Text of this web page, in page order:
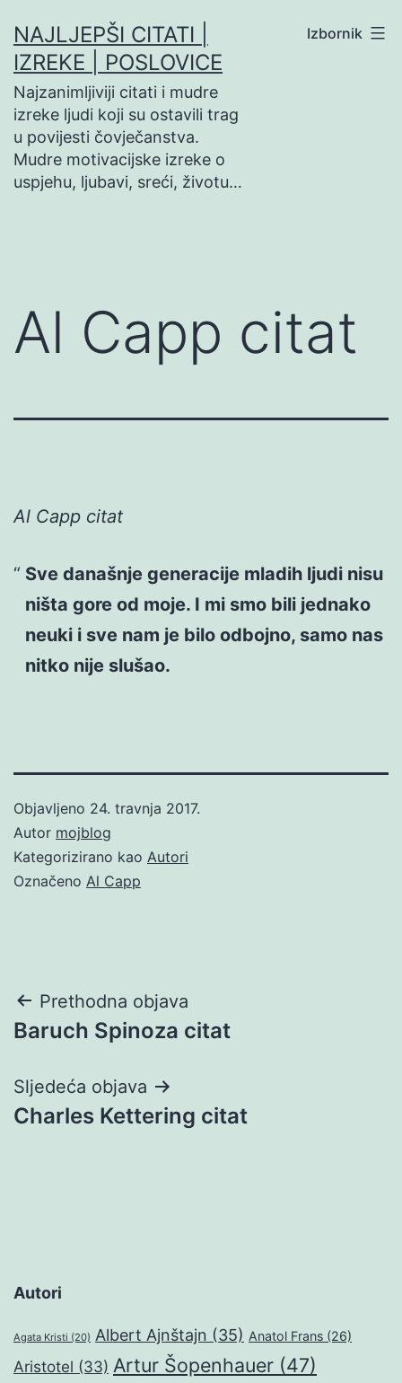
na
sadržaj
NAJLJEPŠI CITATI |
IZREKE | POSLOVICE
Najzanimljiviji citati i mudre
izreke ljudi koji su ostavili trag
u povijesti čovječanstva.
Mudre motivacijske izreke o
uspjehu, ljubavi, sreći, životu…
Izbornik
Al Capp citat
Al Capp citat
Sve današnje generacije mladih ljudi nisu
ništa gore od moje. I mi smo bili jednako
neuki i sve nam je bilo odbojno, samo nas
nitko nije slušao.
Objavljeno 24. travnja 2017.
Autor mojblog
Kategorizirano kao Autori
Označeno Al Capp
Navigacija
objava
Prethodna objava
Baruch Spinoza citat
Sljedeća objava
Charles Kettering citat
Autori
Agata Kristi (20) Albert Ajnštajn (35) Anatol Frans (26)
Aristotel (33) Artur Šopenhauer (47)